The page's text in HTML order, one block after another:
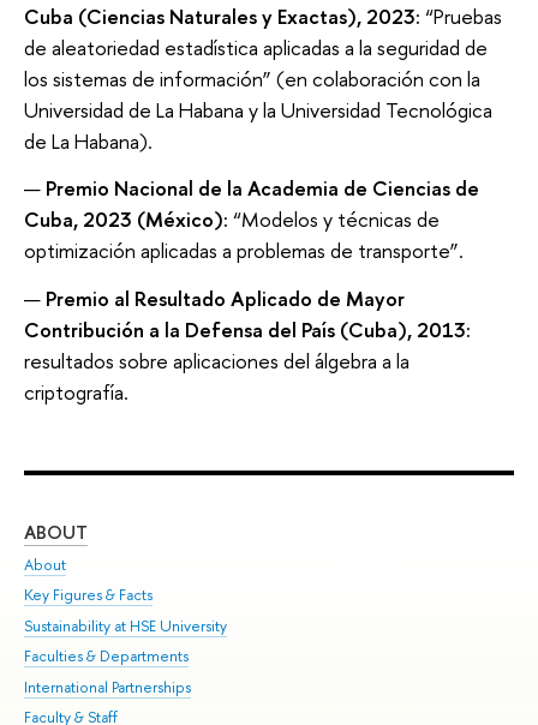
Cuba (Ciencias Naturales y Exactas), 2023: “Pruebas
de aleatoriedad estadística aplicadas a la seguridad de
los sistemas de información” (en colaboración con la
Universidad de La Habana y la Universidad Tecnológica
de La Habana).
Premio Nacional de la Academia de Ciencias de
Cuba, 2023 (México): “Modelos y técnicas de
optimización aplicadas a problemas de transporte”.
Premio al Resultado Aplicado de Mayor
Contribución a la Defensa del País (Cuba), 2013:
resultados sobre aplicaciones del álgebra a la
criptografía.
ABOUT
About
Key Figures & Facts
Sustainability at HSE University
Faculties & Departments
International Partnerships
Faculty & Staff